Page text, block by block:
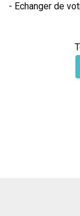
- Echanger de